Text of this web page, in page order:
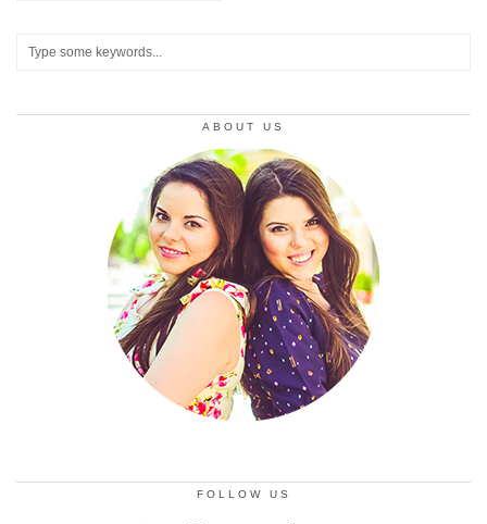
ABOUT US
FOLLOW US